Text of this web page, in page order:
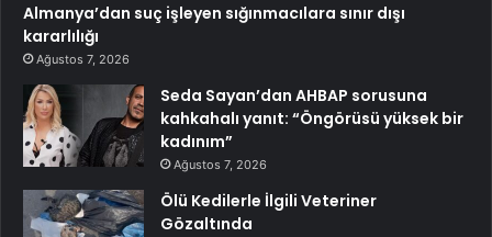
Almanya’dan suç işleyen sığınmacılara sınır dışı
kararlılığı
Ağustos 7, 2026
Seda Sayan’dan AHBAP sorusuna
kahkahalı yanıt: “Öngörüsü yüksek bir
kadınım”
Ağustos 7, 2026
Ölü Kedilerle İlgili Veteriner
Gözaltında